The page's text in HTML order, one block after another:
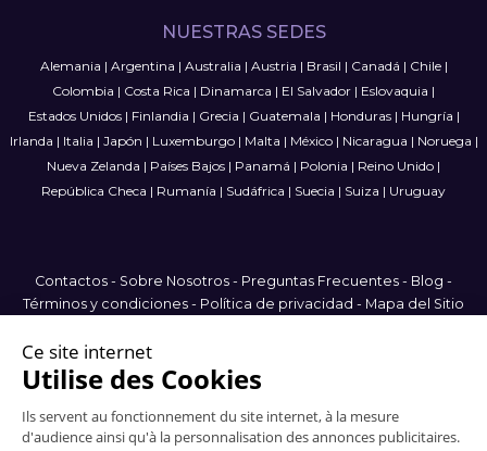
NUESTRAS SEDES
Alemania | Argentina | Australia | Austria | Brasil | Canadá | Chile|
Colombia | Costa Rica | Dinamarca | El Salvador | Eslovaquia |
Estados Unidos| Finlandia | Grecia | Guatemala | Honduras| Hungría |
Irlanda | Italia | Japón | Luxemburgo| Malta | México| Nicaragua | Noruega |
Nueva Zelanda | Países Bajos | Panamá | Polonia | Reino Unido |
República Checa | Rumanía | Sudáfrica | Suecia | Suiza | Uruguay
Contactos - Sobre Nosotros - Preguntas Frecuentes - Blog -
Términos y condiciones - Política de privacidad - Mapa del Sitio
Spain